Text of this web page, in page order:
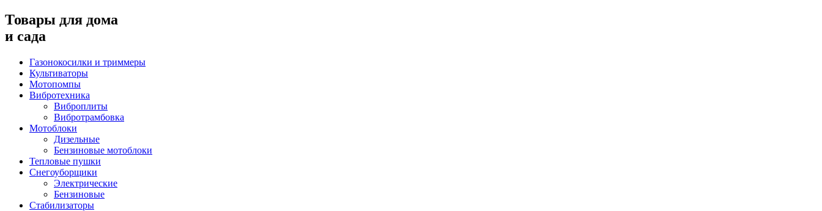
Товары для дома
и сада
Газонокосилки и триммеры
Культиваторы
Мотопомпы
Вибротехника
Виброплиты
Вибротрамбовка
Мотоблоки
Дизельные
Бензиновые мотоблоки
Тепловые пушки
Снегоуборщики
Электрические
Бензиновые
Стабилизаторы